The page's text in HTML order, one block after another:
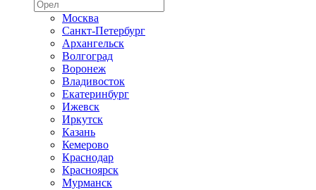
Москва
Санкт-Петербург
Архангельск
Волгоград
Воронеж
Владивосток
Екатеринбург
Ижевск
Иркутск
Казань
Кемерово
Краснодар
Красноярск
Мурманск